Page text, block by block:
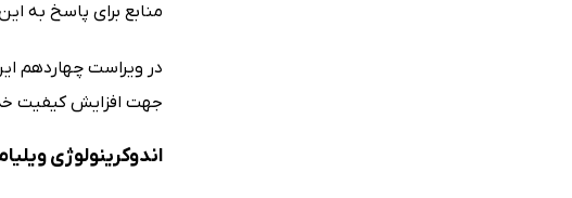
منابع برای پاسخ به
در ویراست چهاردهم
جهت افزایش کیفیت
اندوکرینولوژی